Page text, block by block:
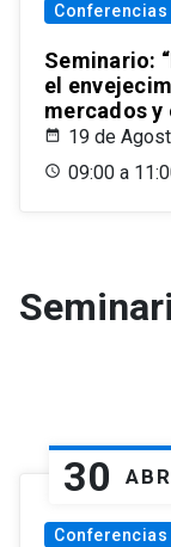
Conferencias
Seminario:
el
mercados y
19 de
09:00 a
30 ABR
Conferencias